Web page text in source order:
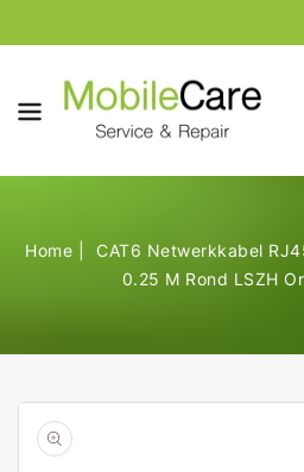
Home
CAT6 Netwerkkabel
0.25 M Rond LSZH